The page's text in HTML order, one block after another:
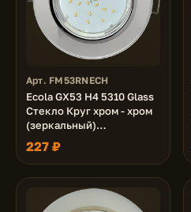
Арт. FM53RNECH
Ecola GX53 H4 5310 Glass
Стекло Круг хром - хром
(зеркальный)
(светильник) 38x126 (к+)
227 ₽